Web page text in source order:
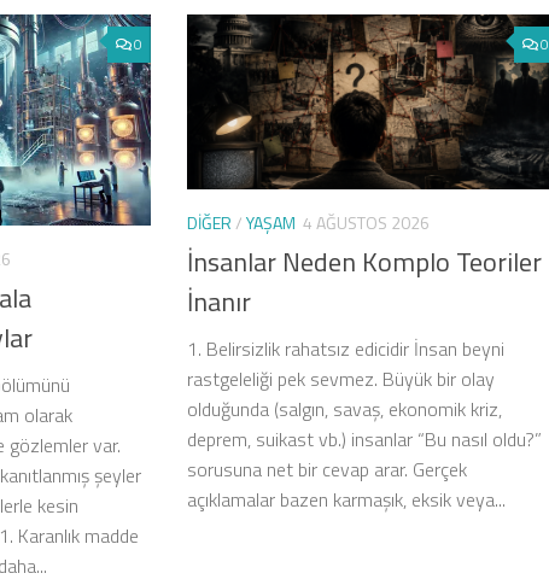
0
olarak
gözlemler var.
şeyler
kesin
Karanlık madde
0
DIĞER/YAŞAM 4 AĞUSTOS 2026
İnsanlar Neden Komplo Teoriler
İnanır
1. Belirsizlik rahatsız edicidir İnsan beyni
rastgeleliği pek sevmez. Büyük bir olay
olduğunda (salgın, savaş, ekonomik kriz,
deprem, suikast vb.) insanlar “Bu nasıl oldu?”
sorusuna net bir cevap arar. Gerçek
açıklamalar bazen karmaşık, eksik veya...